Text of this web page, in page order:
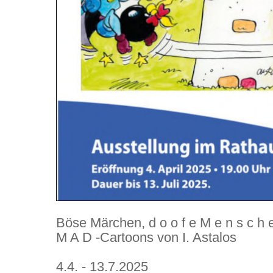
Böse Märchen, d o o f e M e n s c h
M A D -Cartoons von I. Astalos
4.4. - 13.7.2025